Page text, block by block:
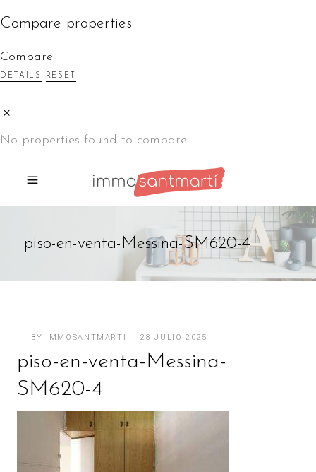
Compare properties
Compare
DETAILS RESET
No properties found to compare.
piso-en-venta-Messina-SM620-4
BY IMMOSANTMARTI 28 JULIO 2025
piso-en-venta-Messina-
SM620-4